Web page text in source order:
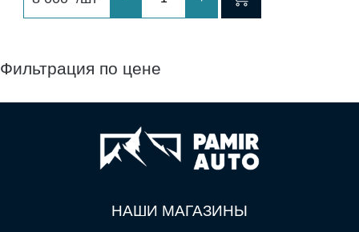
Фильтрация по цене
НАШИ МАГАЗИНЫ